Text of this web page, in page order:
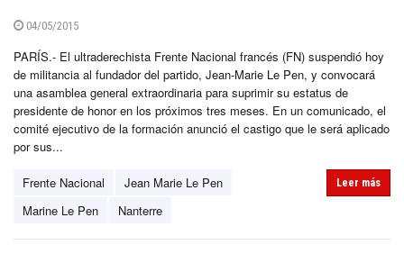
04/05/2015
PARÍS.- El ultraderechista Frente Nacional francés (FN) suspendió hoy
de militancia al fundador del partido, Jean-Marie Le Pen, y convocará
una asamblea general extraordinaria para suprimir su estatus de
presidente de honor en los próximos tres meses. En un comunicado, el
comité ejecutivo de la formación anunció el castigo que le será aplicado
por sus...
Frente Nacional
Jean Marie Le Pen
Marine Le Pen
Nanterre
Leer más